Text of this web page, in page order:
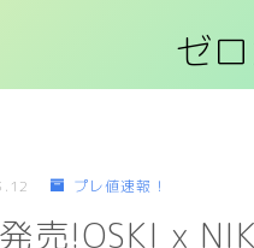
ゼ
プレ値速報！
売!OSKI x